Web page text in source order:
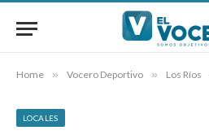
Home » Vocero Deportivo » Los Ríos
LOCALES